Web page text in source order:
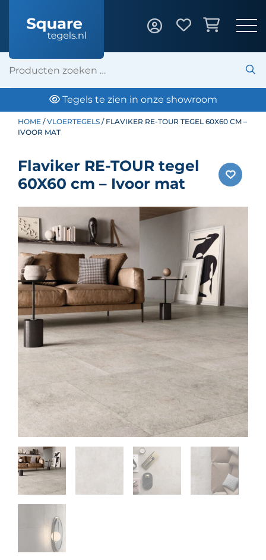
Tegels te zien in onze showroom
HOME /VLOERTEGELS / FLAVIKER RE-TOUR TEGEL 60X60 CM –
IVOOR MAT
Flaviker RE-TOUR tegel
60X60 cm – Ivoor mat